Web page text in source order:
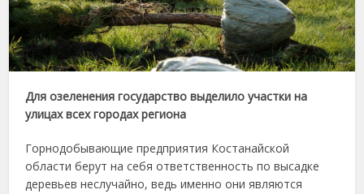
Для озеленения государство выделило участки на
улицах всех городах региона
Горнодобывающие предприятия Костанайской
области берут на себя ответственность по высадке
деревьев неслучайно, ведь именно они являются